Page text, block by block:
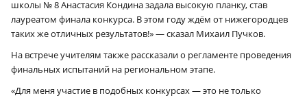
школы № 8 Анастасия Кондина задала высокую планку, став
лауреатом финала конкурса. В этом году ждём от нижегородцев
таких же отличных результатов!» — сказал Михаил Пучков.
На встрече учителям также рассказали о регламенте проведения
финальных испытаний на региональном этапе.
«Для меня участие в подобных конкурсах — это не только